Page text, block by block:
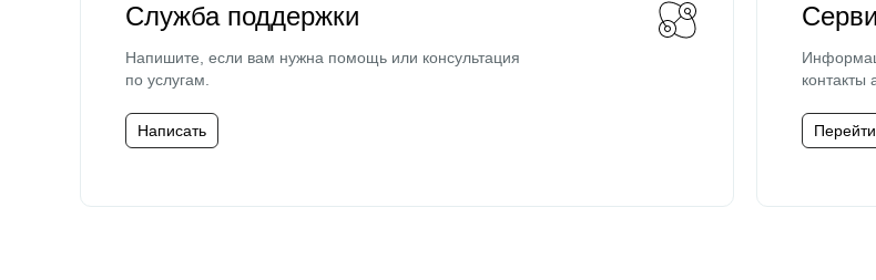
Служба поддержки
Напишите, если вам нужна помощь или консультация
по услугам.
Написать
контакты